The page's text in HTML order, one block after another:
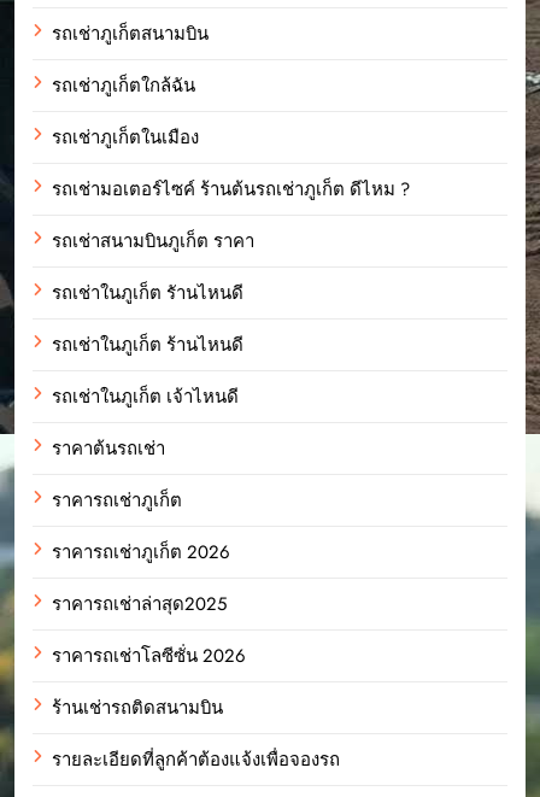
รถเช่าภูเก็ตสนามบิน
รถเช่าภูเก็ตใกล้ฉัน
รถเช่าภูเก็ตในเมือง
รถเช่ามอเตอร์ไซค์ ร้านต้นรถเช่าภูเก็ต ดีไหม ?
รถเช่าสนามบินภูเก็ต ราคา
รถเช่าในภูเก็ต รัานไหนดี
รถเช่าในภูเก็ต ร้านไหนดี
รถเช่าในภูเก็ต เจ้าไหนดี
ราคาต้นรถเช่า
ราคารถเช่าภูเก็ต
ราคารถเช่าภูเก็ต 2026
ราคารถเช่าล่าสุด2025
ราคารถเช่าโลซีซั่น 2026
ร้านเช่ารถติดสนามบิน
รายละเอียดที่ลูกค้าต้องแจ้งเพื่อจองรถ